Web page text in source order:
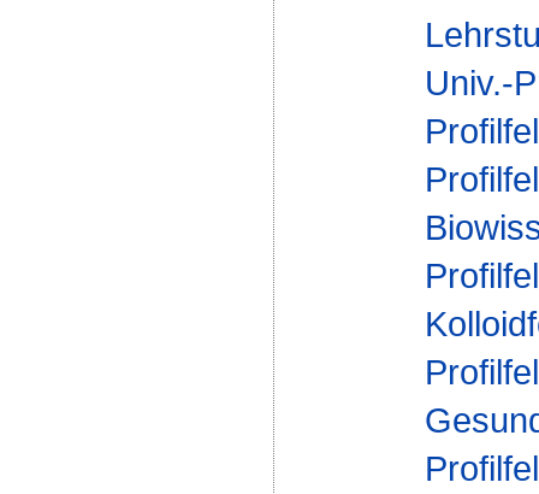
Univ.-